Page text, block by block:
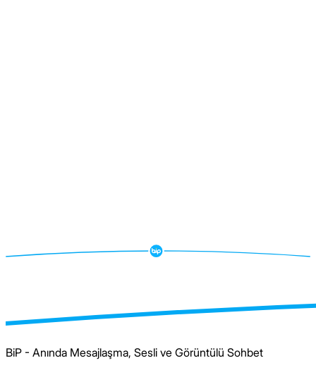
BiP - Anında Mesajlaşma, Sesli ve Görüntülü Sohbet